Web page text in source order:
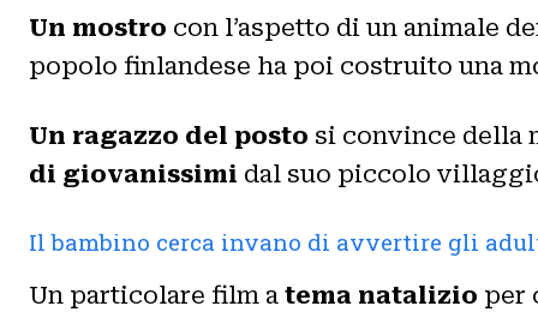
Un mostro con l’aspetto di un animale
popolo finlandese ha poi costruito una
Un ragazzo del posto si convince della
di giovanissimi dal suo piccolo
Il bambino cerca invano di avvertire gli
Un particolare film a tema natalizio per